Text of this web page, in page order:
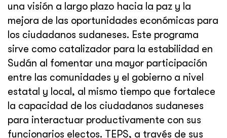
una visión a largo plazo hacia la paz y la
mejora de las oportunidades económicas para
los ciudadanos sudaneses. Este programa
sirve como catalizador para la estabilidad en
Sudán al fomentar una mayor participación
entre las comunidades y el gobierno a nivel
estatal y local, al mismo tiempo que fortalece
la capacidad de los ciudadanos sudaneses
para interactuar productivamente con sus
funcionarios electos. TEPS, a través de sus